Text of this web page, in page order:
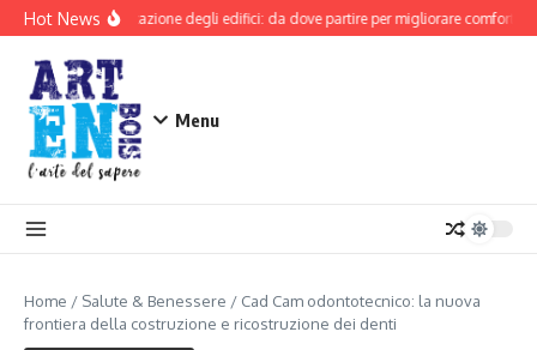
Salta al contenuto
Hot NewsRiqualificazione degli edifici: da dove partire per migliorare comfort e
Menu
Home / Salute & Benessere / Cad Cam odontotecnico: la nuova
frontiera della costruzione e ricostruzione dei denti